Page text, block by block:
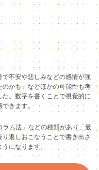
不安や悲しみなどの感情が強
かも」などほかの可能性も考
。 数字を書くことで視覚的に
できます。
ラム法」などの種類があり、最
返しおこなうことで書き出さ
になります。